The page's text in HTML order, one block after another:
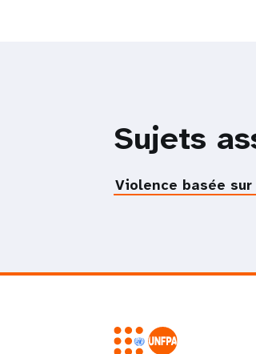
Sujets
Violence basée